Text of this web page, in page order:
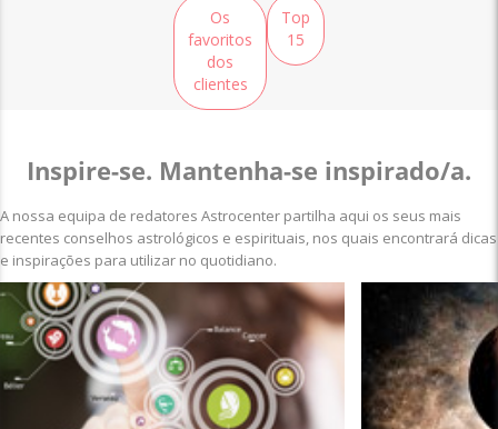
Os
favoritos
dos
clientes
Top
15
Inspire-se. Mantenha-se inspirado/a.
A nossa equipa de redatores Astrocenter partilha aqui os seus mais
recentes conselhos astrológicos e espirituais, nos quais encontrará dicas
e inspirações para utilizar no quotidiano.